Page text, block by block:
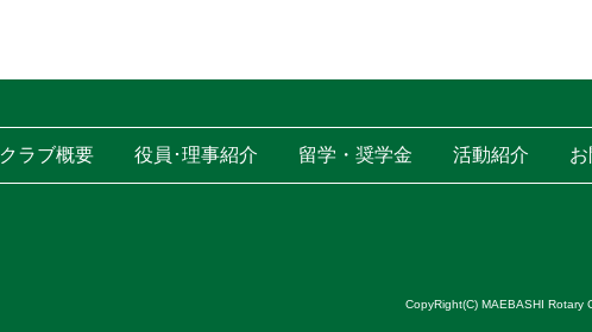
クラブ概要 役員･理事紹介 留学・奨学金 活動紹介
CopyRight(C) MAEBASHI Rotary